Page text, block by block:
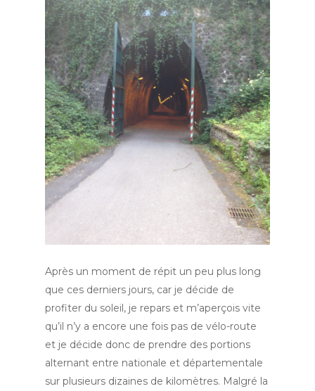
Après un moment de répit un peu plus long
que ces derniers jours, car je décide de
profiter du soleil, je repars et m’aperçois vite
qu’il n’y a encore une fois pas de vélo-route
et je décide donc de prendre des portions
alternant entre nationale et départementale
sur plusieurs dizaines de kilomètres. Malgré la